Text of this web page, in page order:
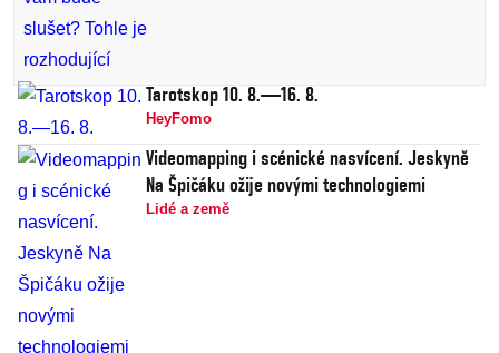
Tarotskop 10. 8.—16. 8.
HeyFomo
Videomapping i scénické nasvícení. Jeskyně
Na Špičáku ožije novými technologiemi
Lidé a země